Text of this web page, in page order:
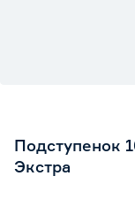
Подступенок
Экстра